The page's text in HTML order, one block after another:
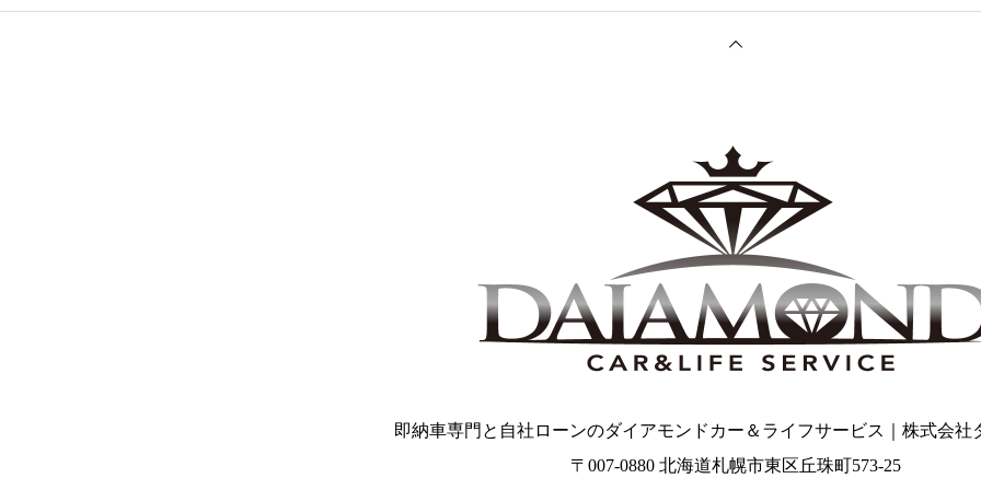
即納車専門と自社ローンのダイアモンドカー＆ライフサービス｜株式会社
〒007-0880 北海道札幌市東区丘珠町573-25